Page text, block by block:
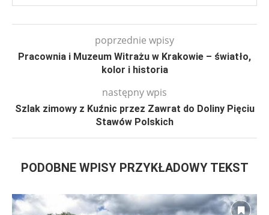
poprzednie wpisy
Pracownia i Muzeum Witrażu w Krakowie – światło,
kolor i historia
następny wpis
Szlak zimowy z Kuźnic przez Zawrat do Doliny Pięciu
Stawów Polskich
PODOBNE WPISY PRZYKŁADOWY TEKST